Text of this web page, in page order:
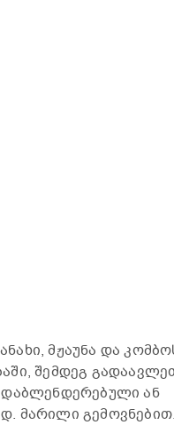
მჟაუნა და
შემდეგ
ან
მარილი გემოვნებით.